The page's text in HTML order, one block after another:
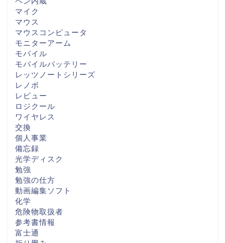
マイク
マウス
マウスコンピュータ
モニターアーム
モバイル
モバイルバッテリー
レッツノートシリーズ
レノボ
レビュー
ロジクール
ワイヤレス
交換
個人事業
備忘録
光学ディスク
勉強
勉強の仕方
動画編集ソフト
化学
危険物取扱者
参考書情報
富士通